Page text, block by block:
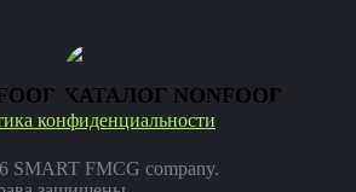
КАТАЛОГ NONFOOD
конфиденциальности
SMART FMCG company.